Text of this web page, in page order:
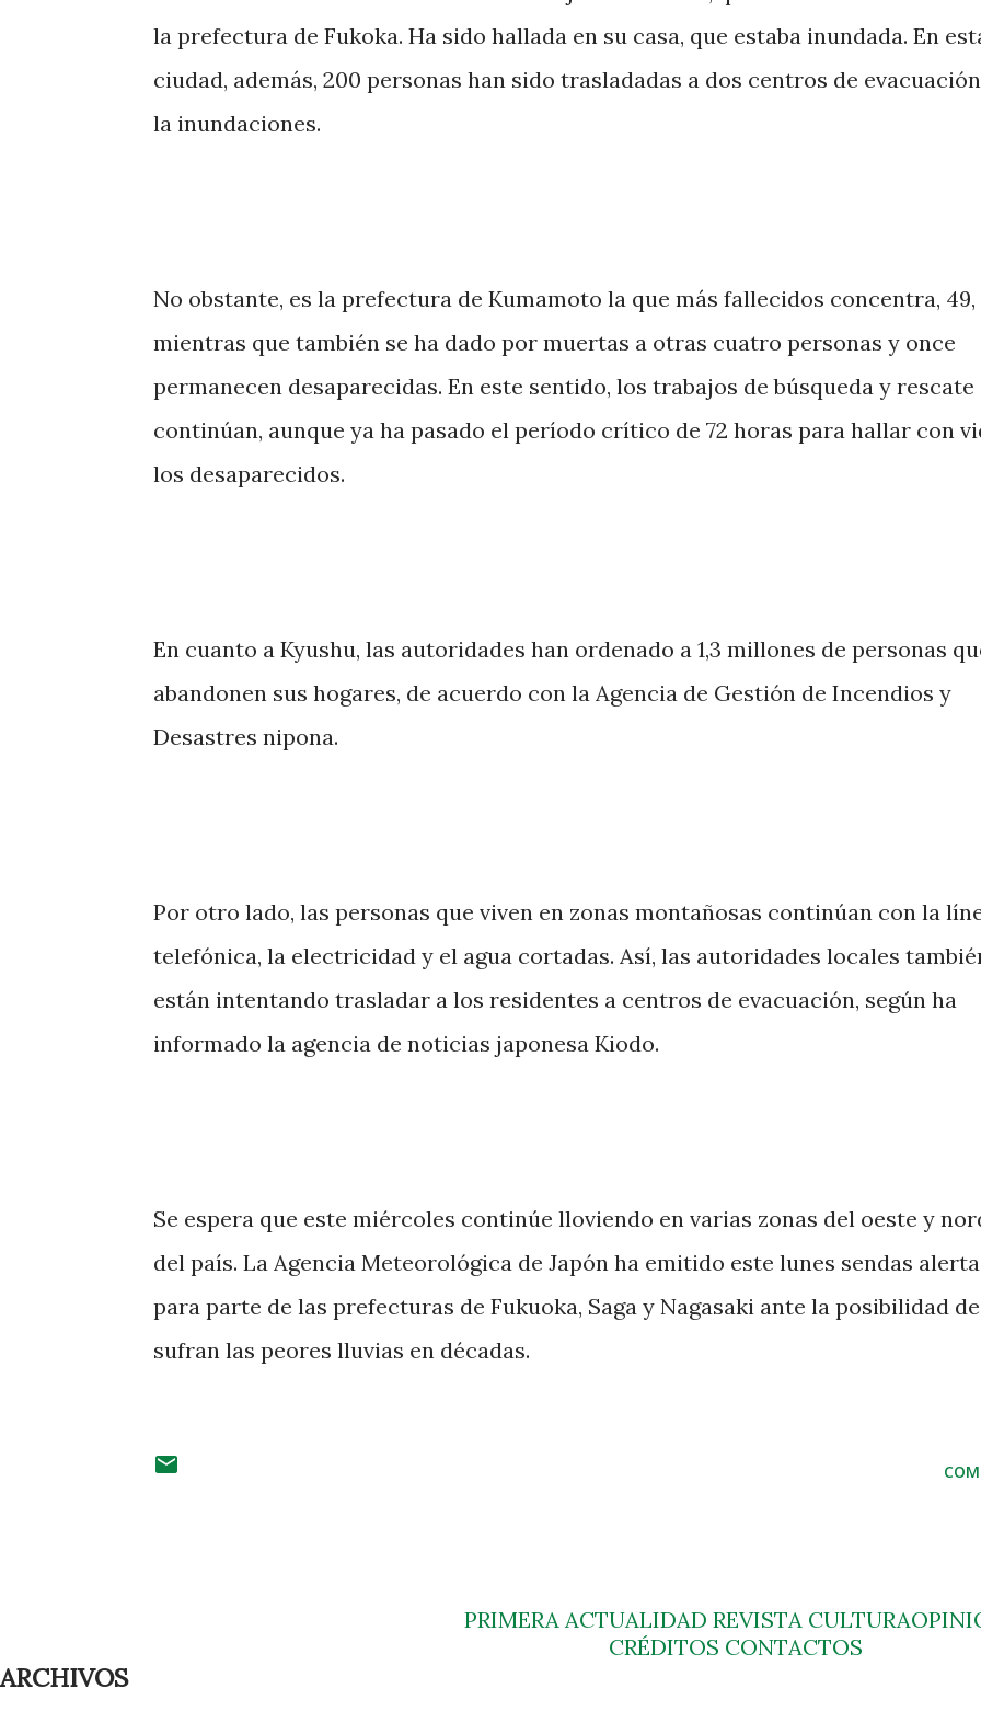
la prefectura de Fukoka. Ha sido hallada en su casa, que estaba inundada. En
ciudad, además, 200 personas han sido trasladadas a dos centros de
la inundaciones.
No obstante, es la prefectura de Kumamoto la que más fallecidos concentra, 49,
mientras que también se ha dado por muertas a otras cuatro personas y once
permanecen desaparecidas. En este sentido, los trabajos de búsqueda y rescate
continúan, aunque ya ha pasado el período crítico de 72 horas para hallar con
los desaparecidos.
En cuanto a Kyushu, las autoridades han ordenado a 1,3 millones de personas
abandonen sus hogares, de acuerdo con la Agencia de Gestión de Incendios y
Desastres nipona.
Por otro lado, las personas que viven en zonas montañosas continúan con la
telefónica, la electricidad y el agua cortadas. Así, las autoridades locales
están intentando trasladar a los residentes a centros de evacuación, según ha
informado la agencia de noticias japonesa Kiodo.
Se espera que este miércoles continúe lloviendo en varias zonas del oeste y
del país. La Agencia Meteorológica de Japón ha emitido este lunes sendas
para parte de las prefecturas de Fukuoka, Saga y Nagasaki ante la posibilidad
sufran las peores lluvias en décadas.
PRIMERA ACTUALIDAD REVISTA CULTURA
CRÉDITOS CONTACTOS
ARCHIVOS